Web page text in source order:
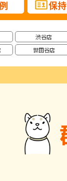
保
渋谷店
世田谷店